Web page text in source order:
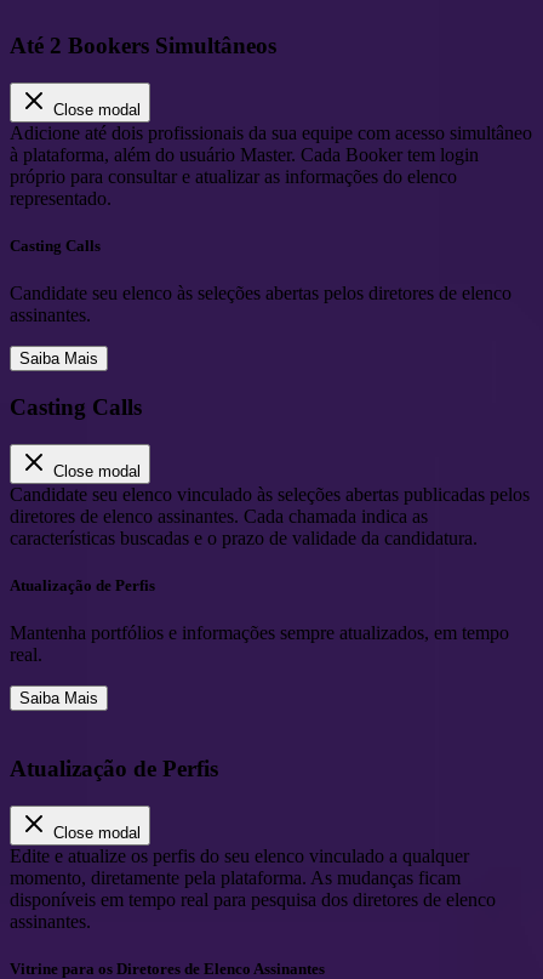
Até 2 Bookers Simultâneos
Close modal
Adicione até dois profissionais da sua equipe com acesso simultâneo
à plataforma, além do usuário Master. Cada Booker tem login
próprio para consultar e atualizar as informações do elenco
representado.
Casting Calls
Candidate seu elenco às seleções abertas pelos diretores de elenco
assinantes.
Saiba Mais
Casting Calls
Close modal
Candidate seu elenco vinculado às seleções abertas publicadas pelos
diretores de elenco assinantes. Cada chamada indica as
características buscadas e o prazo de validade da candidatura.
Atualização de Perfis
Mantenha portfólios e informações sempre atualizados, em tempo
real.
Saiba Mais
Atualização de Perfis
Close modal
Edite e atualize os perfis do seu elenco vinculado a qualquer
momento, diretamente pela plataforma. As mudanças ficam
disponíveis em tempo real para pesquisa dos diretores de elenco
assinantes.
Vitrine para os Diretores de Elenco Assinantes